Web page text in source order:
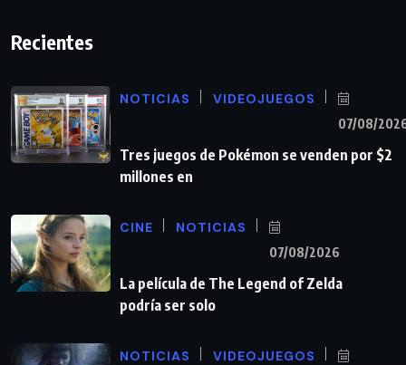
Recientes
NOTICIAS VIDEOJUEGOS
07/08/
Tres juegos de Pokémon se venden por $2
millones en
CINE NOTICIAS
07/08/2026
La película de The Legend of Zelda
podría ser solo
NOTICIAS VIDEOJUEGOS